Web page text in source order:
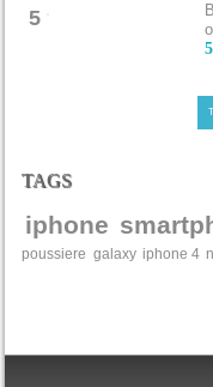
5
TAGS
iphone
poussiere galaxy iphone 4